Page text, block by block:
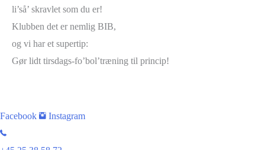
li’så’ skravlet som du er!
Klubben det er nemlig BIB,
og vi har et supertip:
Gør lidt tirsdags-fo’bol’træning til princip!
Facebook Instagram